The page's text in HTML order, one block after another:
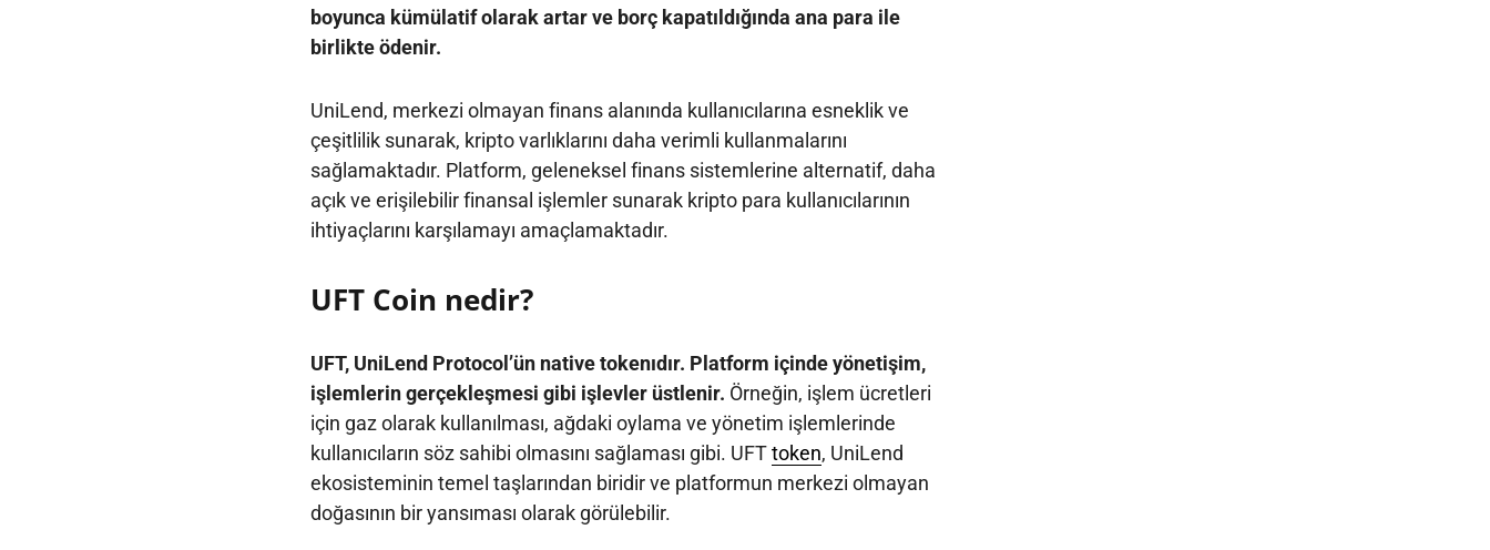
boyunca kümülatif olarak artar ve borç kapatıldığında ana para ile
birlikte ödenir.
UniLend, merkezi olmayan finans alanında kullanıcılarına esneklik ve
çeşitlilik sunarak, kripto varlıklarını daha verimli kullanmalarını
sağlamaktadır. Platform, geleneksel finans sistemlerine alternatif, daha
açık ve erişilebilir finansal işlemler sunarak kripto para kullanıcılarının
ihtiyaçlarını karşılamayı amaçlamaktadır.
UFT Coin nedir?
UFT, UniLend Protocol’ün native tokenıdır. Platform içinde yönetişim,
işlemlerin gerçekleşmesi gibi işlevler üstlenir. Örneğin, işlem ücretleri
için gaz olarak kullanılması, ağdaki oylama ve yönetim işlemlerinde
kullanıcıların söz sahibi olmasını sağlaması gibi. UFTtoken, UniLend
ekosisteminin temel taşlarından biridir ve platformun merkezi olmayan
doğasının bir yansıması olarak görülebilir.